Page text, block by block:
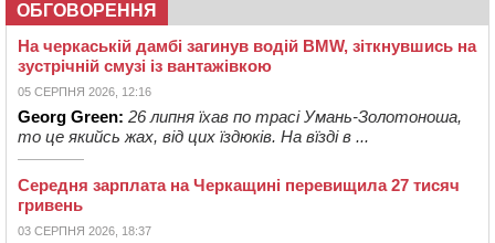
ОБГОВОРЕННЯ
На черкаській дамбі загинув водій BMW, зіткнувшись на
зустрічній смузі із вантажівкою
05 СЕРПНЯ 2026, 12:16
Georg Green: 26 липня їхав по трасі Умань-Золотоноша,
то це якийсь жах, від цих їздюків. На вїзді в ...
Середня зарплата на Черкащині перевищила 27 тисяч
гривень
03 СЕРПНЯ 2026, 18:37